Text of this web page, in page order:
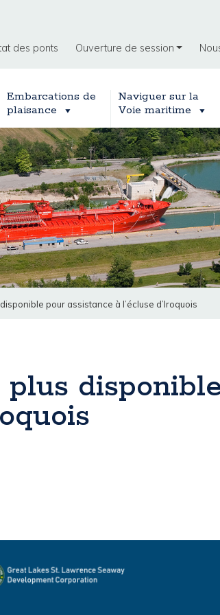
des ponts Ouverture de session
Embarcations de
plaisance
Naviguer sur la
Voie maritime
pour assistance à l’écluse d’Iroquois
plus